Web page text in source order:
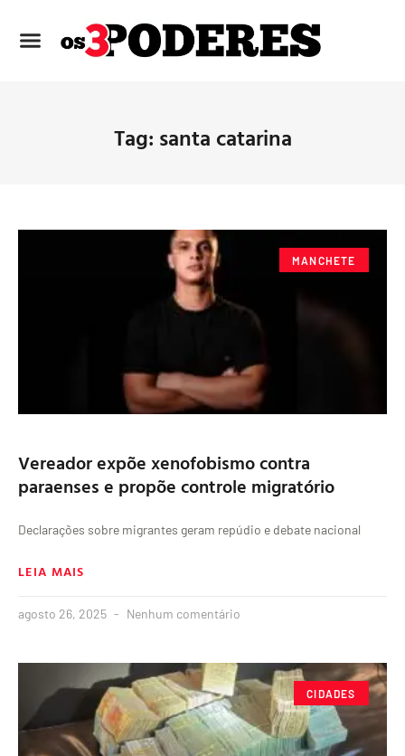
Tag: santa catarina
MANCHETE
Vereador expõe xenofobismo contra
paraenses e propõe controle migratório
Declarações sobre migrantes geram repúdio e debate nacional
LEIA MAIS
agosto 26, 2025 Nenhum comentário
CIDADES